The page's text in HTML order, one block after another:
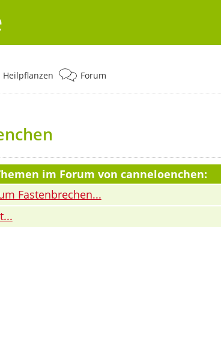
Heilpflanzen Forum
im Forum von canneloenchen:
Fastenbrechen...